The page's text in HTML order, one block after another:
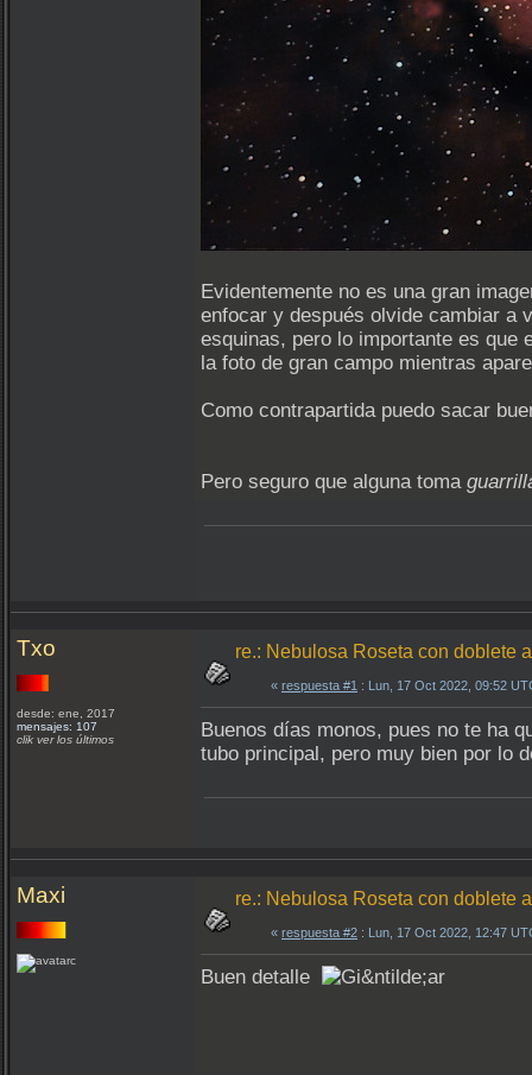
Evidentemente no es una gran
enfocar y después olvide cambiar a
esquinas, pero lo importante es que
la foto de gran campo mientras
Como contrapartida puedo sacar
Pero seguro que alguna toma
Txo
desde: ene, 2017
mensajes: 107
clik ver los últimos
re.: Nebulosa Roseta con doblete
« respuesta #1 : Lun, 17 Oct 2022, 09:52
Buenos días monos, pues no te ha
tubo principal, pero muy bien por lo
Maxi re.: Nebulosa Roseta con doblete
« respuesta #2 : Lun, 17 Oct 2022, 12:47
Buen detalle